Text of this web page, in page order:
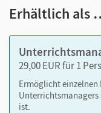
Inhalte der
Nutzen Sie den
oder über die
Erhältlich als
29,00 EUR für 1
Ermöglicht einzelnen
ist.